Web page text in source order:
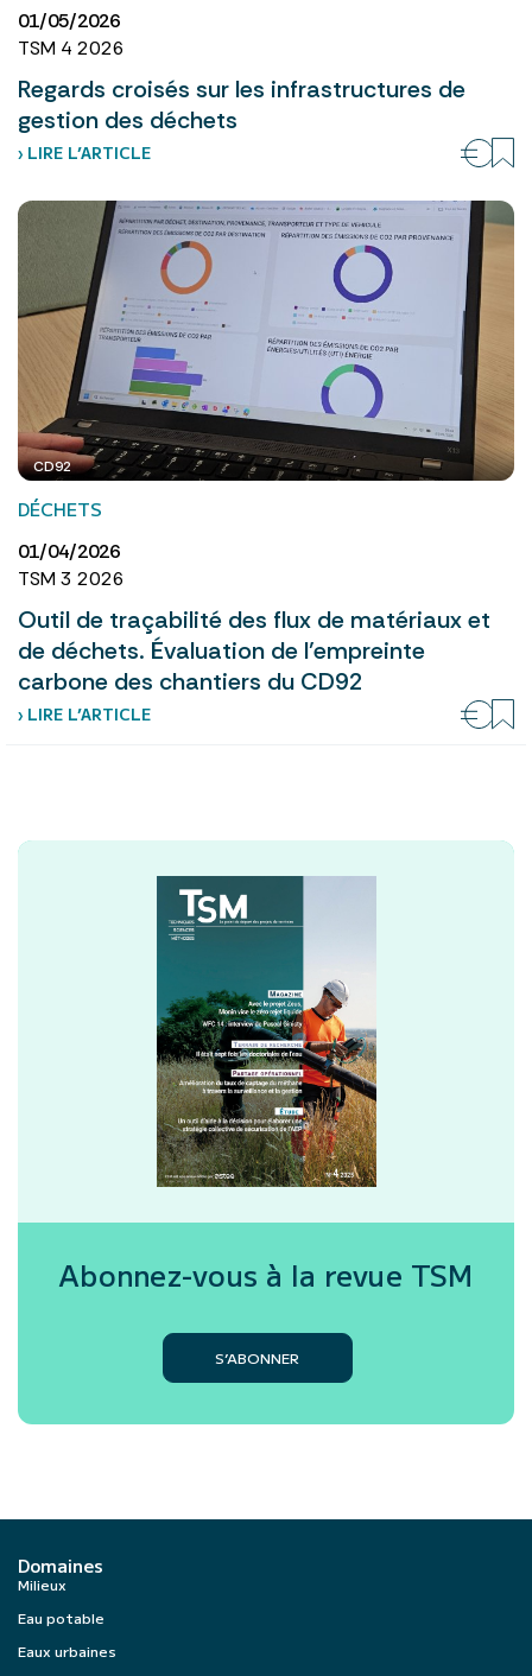
01/05/2026
TSM 4 2026
Regards croisés sur les infrastructures de
gestion des déchets
› LIRE L’ARTICLE
CD92
DÉCHETS
01/04/2026
TSM 3 2026
Outil de traçabilité des flux de matériaux et
de déchets. Évaluation de l’empreinte
carbone des chantiers du CD92
› LIRE L’ARTICLE
Abonnez-vous à la revue TSM
S’ABONNER
Domaines
Milieux
Eau potable
Eaux urbaines